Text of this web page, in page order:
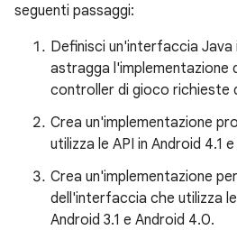
seguenti passaggi:
Definisci un'interfaccia Java
astragga l'implementazione
controller di gioco richieste
Crea un'implementazione
utilizza le API in Android 4.1
Crea un'implementazione
dell'interfaccia che utilizza
Android 3.1 e Android 4.0.